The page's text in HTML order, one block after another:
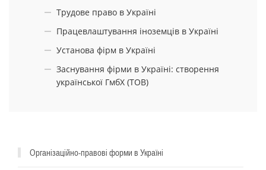
Організаційно-правові форми в Україні
Трудове право в Україні
Працевлаштування іноземців в Україні
Установа фірм в Україні
Заснування фірми в Україні: створення
української ГмбХ (ТОВ)